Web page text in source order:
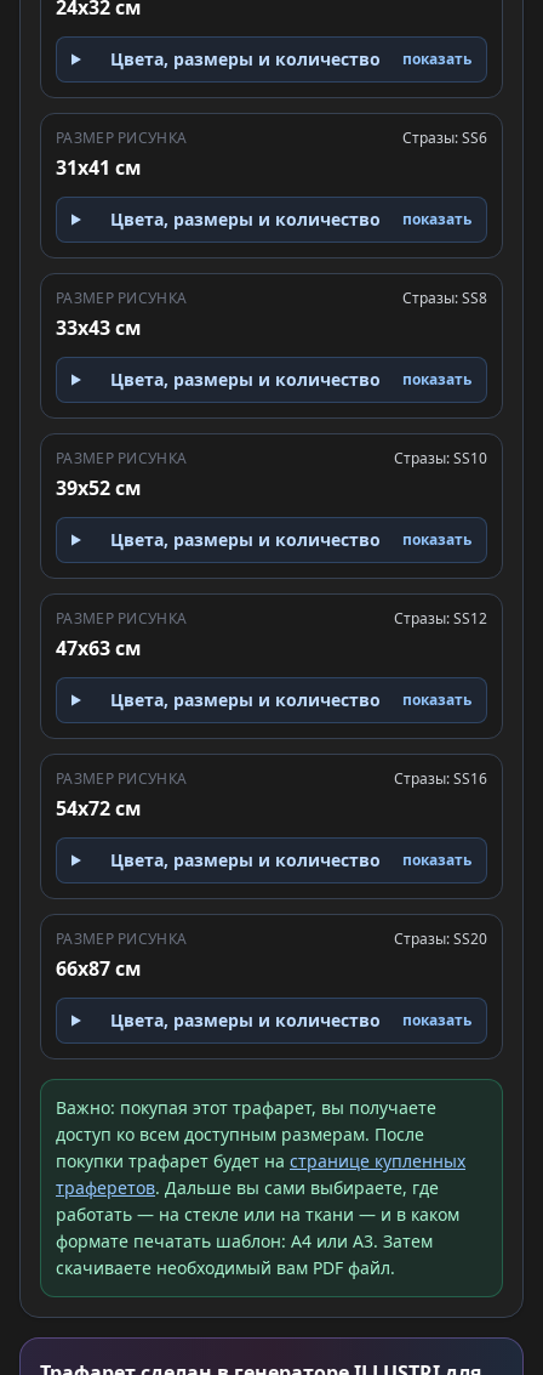
24x32 см
Цвета, размеры и количество показать
РАЗМЕР РИСУНКА
31x41 см
Стразы: SS6
Цвета, размеры и количество показать
РАЗМЕР РИСУНКА
33x43 см
Стразы: SS8
Цвета, размеры и количество показать
РАЗМЕР РИСУНКА
39x52 см
Стразы: SS10
Цвета, размеры и количество показать
РАЗМЕР РИСУНКА
47x63 см
Стразы: SS12
Цвета, размеры и количество показать
РАЗМЕР РИСУНКА
54x72 см
Стразы: SS16
Цвета, размеры и количество показать
РАЗМЕР РИСУНКА
66x87 см
Стразы: SS20
Цвета, размеры и количество показать
Важно: покупая этот трафарет, вы получаете
доступ ко всем доступным размерам. После
покупки трафарет будет на странице купленных
траферетов. Дальше вы сами выбираете, где
работать — на стекле или на ткани — и в каком
формате печатать шаблон: A4 или A3. Затем
скачиваете необходимый вам PDF файл.